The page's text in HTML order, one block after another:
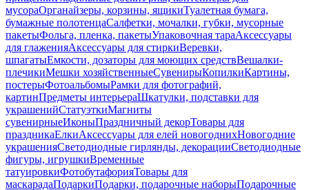
мусораОрганайзеры, корзины, ящикиТуалетная бумага,
бумажные полотенцаСалфетки, мочалки, губки, мусорные
пакетыФольга, пленка, пакетыУпаковочная тараАксессуары
для глаженияАксессуары для стиркиВеревки,
шпагатыЕмкости, дозаторы для моющих средствВешалки-
плечикиМешки хозяйственныеСувенирыКопилкиКартины,
постерыФотоальбомыРамки для фотографий,
картинПредметы интерьераШкатулки, подставки для
украшенийСтатуэткиМагниты
сувенирныеИконыПраздничный декорТовары для
праздникаЕлкиАксессуары для елей новогоднихНовогодние
украшенияСветодиодные гирлянды, декорацииСветодиодные
фигуры, игрушкиВременные
татуировкиФотобутафорияТовары для
маскарадаПодаркиПодарки, подарочные наборыПодарочные